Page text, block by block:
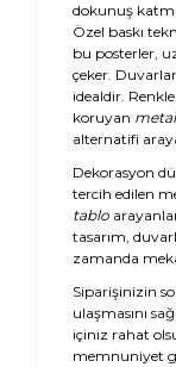
dokunuş
Özel baskı
bu posterler,
çeker.
idealdir.
koruyan
alternatifi
Dekorasyon
tercih edilen
tablo
tasarım,
zamanda
Siparişinizin
ulaşmasını
içiniz rahat
memnuniyet